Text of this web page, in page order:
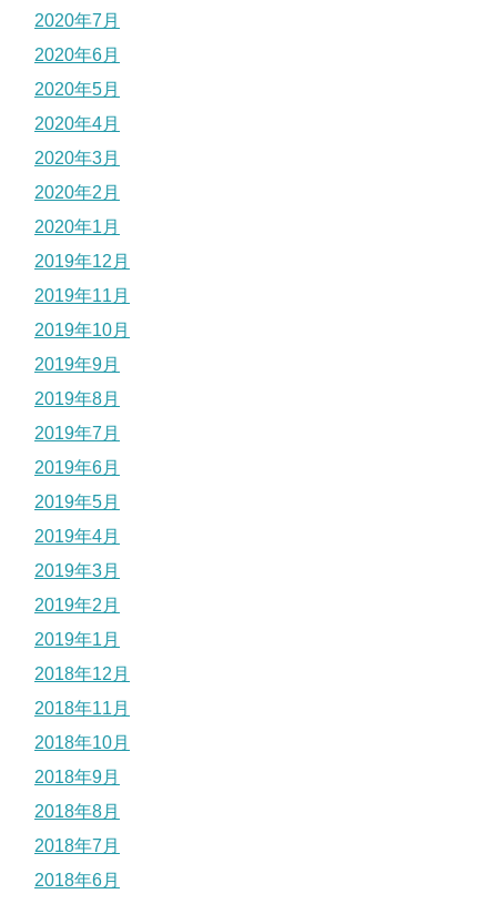
2020年7月
2020年6月
2020年5月
2020年4月
2020年3月
2020年2月
2020年1月
2019年12月
2019年11月
2019年10月
2019年9月
2019年8月
2019年7月
2019年6月
2019年5月
2019年4月
2019年3月
2019年2月
2019年1月
2018年12月
2018年11月
2018年10月
2018年9月
2018年8月
2018年7月
2018年6月